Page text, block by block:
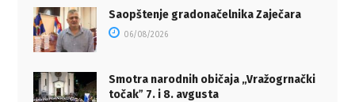
Saopštenje gradonačelnika Zaječara
06/08/2026
Smotra narodnih običaja „Vražogrnački
točakˮ 7. i 8. avgusta